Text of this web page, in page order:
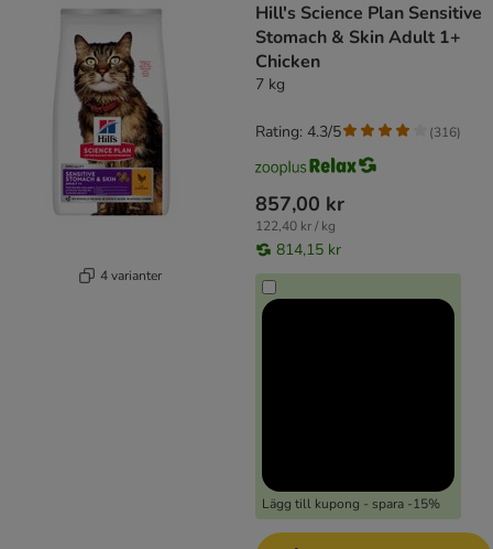
4 varianter
Hill's Science Plan Sensitive
Stomach & Skin Adult 1+
Chicken
7 kg
857,00 kr
122,40 kr / kg
814,15 kr
Lägg till kupong - spara -15%
Rating: 4.3/5 (316)